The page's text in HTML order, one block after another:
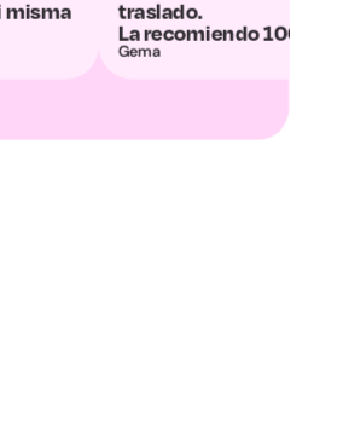
Zamora
100%.”